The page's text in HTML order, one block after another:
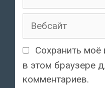
Вебсайт
Сохранить моё
в этом браузере
комментариев.